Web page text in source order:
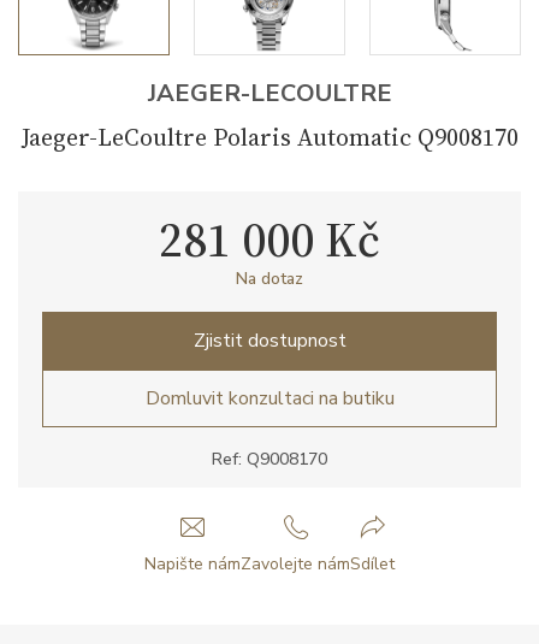
JAEGER-LECOULTRE
Jaeger-LeCoultre Polaris Automatic Q9008170
Ref: Q9008170
281 000 Kč
Na dotaz
Zjistit dostupnost
Domluvit konzultaci na butiku
Napište námZavolejte námSdílet